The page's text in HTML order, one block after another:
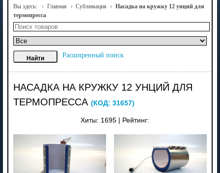
Вы здесь: Главная Сублимация
Насадка на кружку 12 унций для
термопресса
Расширенный поиск
НАСАДКА НА КРУЖКУ 12 УНЦИЙ ДЛЯ
ТЕРМОПРЕССА (КОД: 31657)
Хиты: 1695 Рейтинг: